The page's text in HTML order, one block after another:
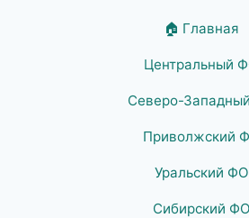
🏠 Главная
Центральный
Северо-
Приволжский
Уральский ФО
Сибирский ФО